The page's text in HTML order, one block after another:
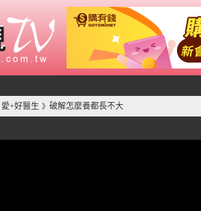
愛+好醫生 》 破解怎麼養都長不大